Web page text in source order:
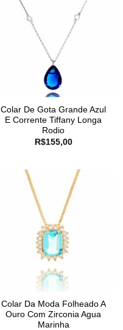
Colar De Gota Grande Azul
E Corrente Tiffany Longa
Rodio
R$155,00
Colar Da Moda Folheado A
Ouro Com Zirconia Agua
Marinha